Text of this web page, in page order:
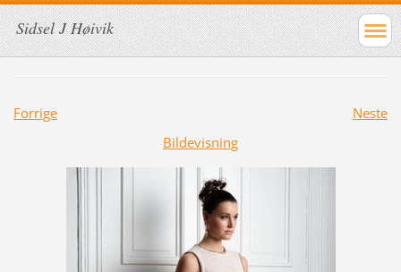
Sidsel J Høivik
Forrige
Neste
Bildevisning